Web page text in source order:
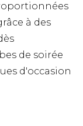
à des
de soirée
d'occasion